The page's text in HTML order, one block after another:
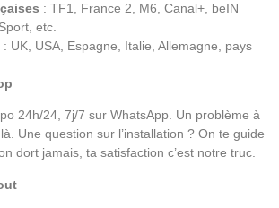
: TF1, France 2, M6, Canal+, beIN
etc.
: UK, USA, Espagne, Italie, Allemagne, pays
24h/24, 7j/7 sur WhatsApp. Un problème à
Une question sur l’installation ? On te guide
dort jamais, ta satisfaction c’est notre truc.